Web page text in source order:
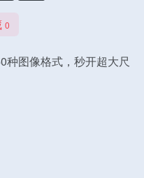
0
种图像格式，秒开超大尺